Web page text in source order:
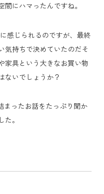
にハマったんですね。
感じられるのですが、最終
気持ちで決めていたのだそ
家具という大きなお買い物
ないでしょうか？
まったお話をたっぷり聞か
。